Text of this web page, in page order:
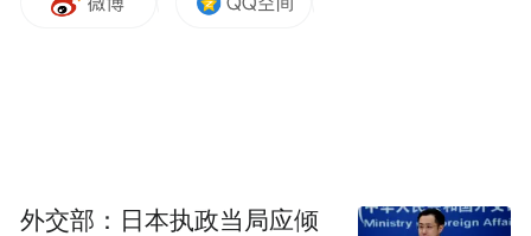
合约触及涨停，涨幅达9%，报95200元/吨，
车的个人或单位，将会被恢复征收车辆购置
外交部：日本执政当局应倾